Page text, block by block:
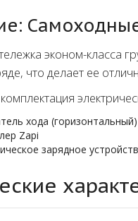
эконом-класса
что делает ее
хода (горизонтальный)
Zapi
зарядное